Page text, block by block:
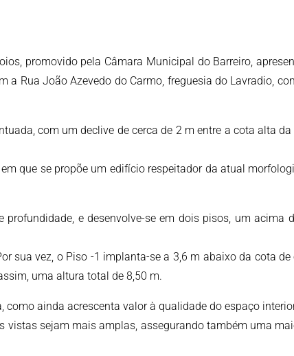
promovido pela Câmara Municipal do Barreiro,
Rua João Azevedo do Carmo, freguesia do Lavradio,
com um declive de cerca de 2 m entre a cota alta da
que se propõe um edifício respeitador da atual
e desenvolve-se em dois pisos, um acima
vez, o Piso -1 implanta-se a 3,6 m abaixo da cota de
uma altura total de 8,50 m.
ainda acrescenta valor à qualidade do espaço
sejam mais amplas, assegurando também uma